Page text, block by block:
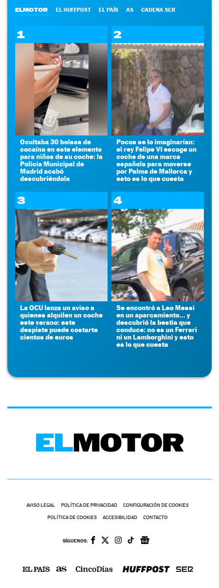
ELMOTOR EL HUFFPOST EL PAÍS AS CADENA SER
1
Ocultaba 30 bolsas de
cocaína en este elemento
para niños de su coche: la
Policía Municipal de
Madrid acabó
descubriéndola
2
Pocos se lo imaginarían:
el rey Felipe VI escoge un
coche de una marca
española para moverse
por Palma de Mallorca y
esto es lo que cuesta
3
La OCU lanza un aviso a
quienes alquilen un coche
este verano: este
despiste puede costarte
cientos de euros
4
Se encontró a Leo Messi
en un aparcamiento... y
descubrió la bestia que
conduce: no es un Ferrari
ni un Lamborghini y esto
es lo que cuesta
AVISO LEGAL POLÍTICA DE PRIVACIDAD CONFIGURACIÓN DE COOKIES
POLÍTICA DE COOKIES ACCESIBILIDAD CONTACTO
SÍGUENOS: